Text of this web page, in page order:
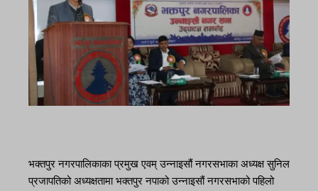
भक्तपुर नगरपालिकाका प्रमुख एवम् उन्नाइसौं नगरसभाका अध्यक्ष सुनिल
प्रजापतिको अध्यक्षतामा भक्तपुर नपाको उन्नाइसौं नगरसभाको पहिलो